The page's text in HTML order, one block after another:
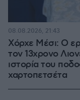
Χόρχε Μέσι: Ο
τον 13χρονο
ιστορία του
χαρτοπετσέτα
08.08.2026, 21:43